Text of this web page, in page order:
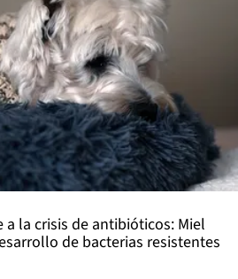
a la crisis de antibióticos: Miel
de bacterias resistentes